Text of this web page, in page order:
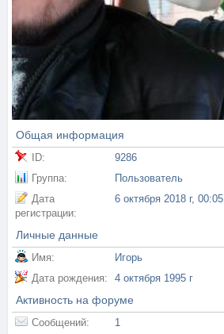
Общая информация
ID:
9286
Группа:
Пользователь
Дата
регистрации:
6 октября 2018 г, 00:05
Личные данные
Имя:
Игорь
Дата рождения:
4 октября 1995 г
Активность на форуме
Сообщений:
1